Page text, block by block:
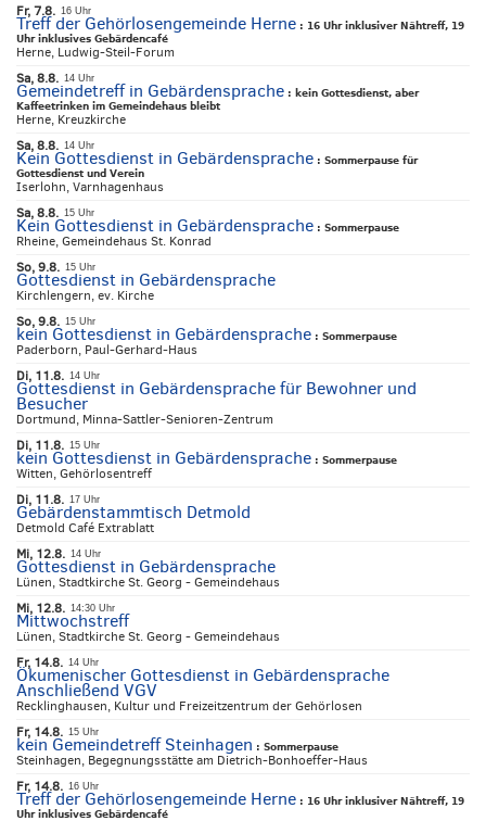
Fr, 7.8. 16 Uhr
Treff der Gehörlosengemeinde Herne : 16 Uhr inklusiver Nähtreff, 19
Uhr inklusives Gebärdencafé
Herne, Ludwig-Steil-Forum
Sa, 8.8. 14 Uhr
Gemeindetreff in Gebärdensprache : kein Gottesdienst, aber
Kaffeetrinken im Gemeindehaus bleibt
Herne, Kreuzkirche
Sa, 8.8. 14 Uhr
Kein Gottesdienst in Gebärdensprache : Sommerpause für
Gottesdienst und Verein
Iserlohn, Varnhagenhaus
Sa, 8.8. 15 Uhr
Kein Gottesdienst in Gebärdensprache : Sommerpause
Rheine, Gemeindehaus St. Konrad
So, 9.8. 15 Uhr
Gottesdienst in Gebärdensprache
Kirchlengern, ev. Kirche
So, 9.8. 15 Uhr
kein Gottesdienst in Gebärdensprache : Sommerpause
Paderborn, Paul-Gerhard-Haus
Di, 11.8. 14 Uhr
Gottesdienst in Gebärdensprache für Bewohner und
Besucher
Dortmund, Minna-Sattler-Senioren-Zentrum
Di, 11.8. 15 Uhr
kein Gottesdienst in Gebärdensprache : Sommerpause
Witten, Gehörlosentreff
Di, 11.8. 17 Uhr
Gebärdenstammtisch Detmold
Detmold Café Extrablatt
Mi, 12.8. 14 Uhr
Gottesdienst in Gebärdensprache
Lünen, Stadtkirche St. Georg - Gemeindehaus
Mi, 12.8. 14:30 Uhr
Mittwochstreff
Lünen, Stadtkirche St. Georg - Gemeindehaus
Fr, 14.8. 14 Uhr
Ökumenischer Gottesdienst in Gebärdensprache
Anschließend VGV
Recklinghausen, Kultur und Freizeitzentrum der Gehörlosen
Fr, 14.8. 15 Uhr
kein Gemeindetreff Steinhagen : Sommerpause
Steinhagen, Begegnungsstätte am Dietrich-Bonhoeffer-Haus
Fr, 14.8. 16 Uhr
Treff der Gehörlosengemeinde Herne : 16 Uhr inklusiver Nähtreff, 19
Uhr inklusives Gebärdencafé